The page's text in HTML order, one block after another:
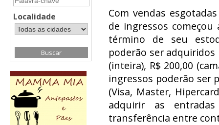
Localidade
Com vendas
de ingressos
término de seu
poderão ser adquiridos
(inteira), R$ 200,00
ingressos poderão ser
(Visa, Master,
adquirir as
transferência entre